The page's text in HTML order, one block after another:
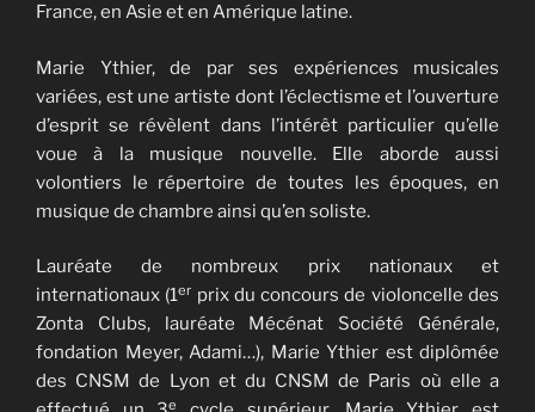
France, en Asie et en Amérique latine.
Marie Ythier, de par ses expériences musicales
variées, est une artiste dont l’éclectisme et l’ouverture
d’esprit se révèlent dans l’intérêt particulier qu’elle
voue à la musique nouvelle. Elle aborde aussi
volontiers le répertoire de toutes les époques, en
musique de chambre ainsi qu’en soliste.
Lauréate de nombreux prix nationaux et
internationaux (1er prix du concours de violoncelle des
Zonta Clubs, lauréate Mécénat Société Générale,
fondation Meyer, Adami…), Marie Ythier est diplômée
des CNSM de Lyon et du CNSM de Paris où elle a
e